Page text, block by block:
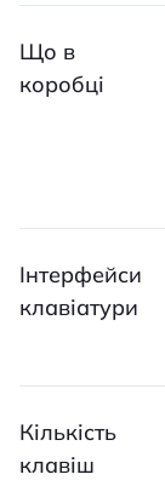
Що в
коробці
Інтерфейси
клавіатури
Кількість
клавіш